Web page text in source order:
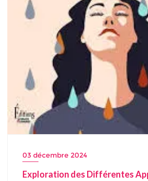
03 décembre 2024
Exploration des Différentes